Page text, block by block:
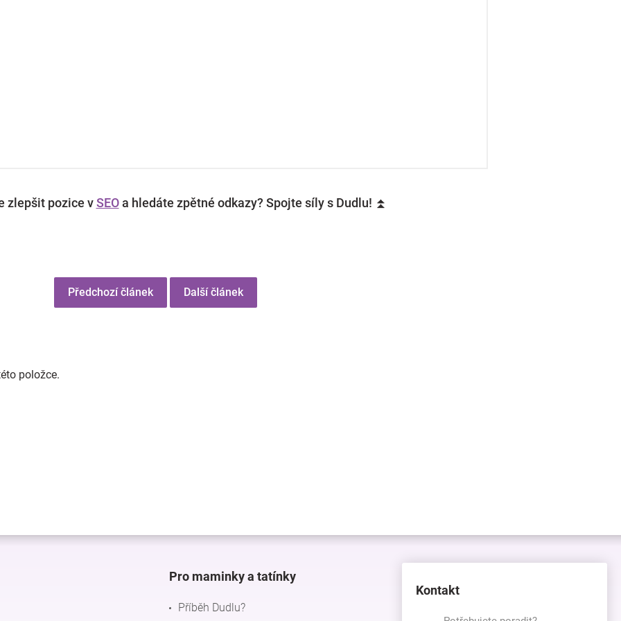
zlepšit pozice vSEOa hledáte zpětné odkazy? Spojte síly s Dudlu! ⏫
Předchozí článek Další článek
položce.
Pro maminky a tatínky
Příběh Dudlu?
Kontakt